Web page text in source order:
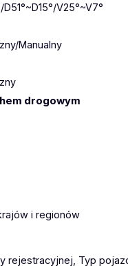
D51°~D15°/V25°~V7°
Manualny
drogowym
i regionów
rejestracyjnej, Typ